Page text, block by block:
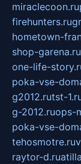
miraclecoon.ru
firehunters.ru
hometown-
shop-garena.ru
one-life-
poka-vse-
g2012.rutst-
g-2012.ruops-
poka-vse-
tehosmotre.ru
raytor-d.ru